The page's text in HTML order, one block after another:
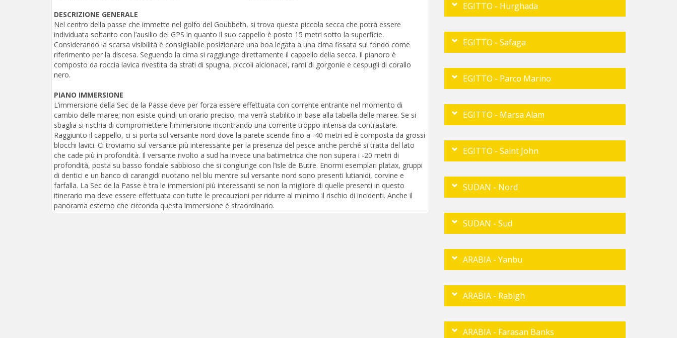
DESCRIZIONE GENERALE
Nel centro della passe che immette nel golfo del Goubbeth, si trova questa piccola secca che potrà essere
individuata soltanto con l’ausilio del GPS in quanto il suo cappello è posto 15 metri sotto la superficie.
Considerando la scarsa visibilità è consigliabile posizionare una boa legata a una cima fissata sul fondo come
riferimento per la discesa. Seguendo la cima si raggiunge direttamente il cappello della secca. Il pianoro è
composto da roccia lavica rivestita da strati di spugna, piccoli alcionacei, rami di gorgonie e cespugli di corallo
nero.
PIANO IMMERSIONE
L’immersione della Sec de la Passe deve per forza essere effettuata con corrente entrante nel momento di
cambio delle maree; non esiste quindi un orario preciso, ma verrà stabilito in base alla tabella delle maree. Se si
sbaglia si rischia di compromettere l’immersione incontrando una corrente troppo intensa da contrastare.
Raggiunto il cappello, ci si porta sul versante nord dove la parete scende fino a -40 metri ed è composta da grossi
blocchi lavici. Ci troviamo sul versante più interessante per la presenza del pesce anche perché si tratta del lato
che cade più in profondità. Il versante rivolto a sud ha invece una batimetrica che non supera i -20 metri di
profondità, posta su basso fondale sabbioso che si congiunge con l’isle de Butre. Enormi esemplari platax, gruppi
di dentici e un banco di carangidi nuotano nel blu mentre sul versante nord sono presenti lutianidi, corvine e
farfalla. La Sec de la Passe è tra le immersioni più interessanti se non la migliore di quelle presenti in questo
itinerario ma deve essere effettuata con tutte le precauzioni per ridurre al minimo il rischio di incidenti. Anche il
panorama esterno che circonda questa immersione è straordinario.
EGITTO - Hurghada
EGITTO - Safaga
EGITTO - Parco Marino
EGITTO - Marsa Alam
EGITTO - Saint John
SUDAN - Nord
SUDAN - Sud
ARABIA - Yanbu
ARABIA - Rabigh
ARABIA - Farasan Banks